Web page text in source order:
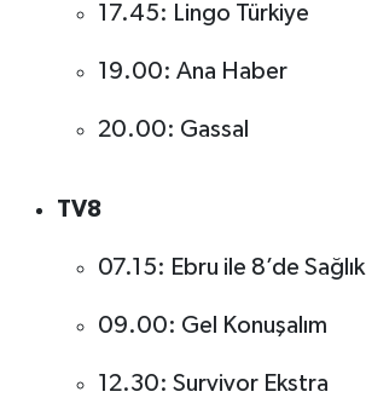
17.45: Lingo Türkiye
19.00: Ana Haber
20.00: Gassal
TV8
07.15: Ebru ile 8’de Sağlık
09.00: Gel Konuşalım
12.30: Survivor Ekstra